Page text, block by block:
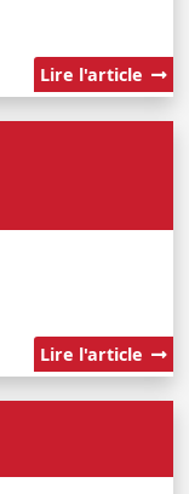
Lire l'article
Lire l'article